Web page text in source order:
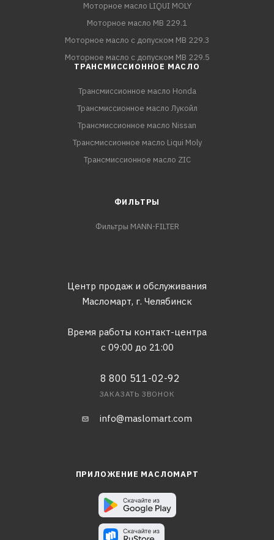
Моторное масло LIQUI MOLY
Моторное масло MB 229.1
Моторное масло с допуском MB 229.3
Моторное масло с допуском MB 229.5
ТРАНСМИССИОННОЕ МАСЛО
Трансмиссионное масло Honda
Трансмиссионное масло Лукойл
Трансмиссионное масло Nissan
Трансмиссионное масло Liqui Moly
Трансмиссионное масло ZIC
ФИЛЬТРЫ
Фильтры MANN-FILTER
Центр продаж и обслуживания
Масломарт, г. Челябинск
Время работы контакт-центра
с 09:00 до 21:00
8 800 511-02-92
ЗАКАЗАТЬ ЗВОНОК
info@maslomart.com
ПРИЛОЖЕНИЕ МАСЛОМАРТ